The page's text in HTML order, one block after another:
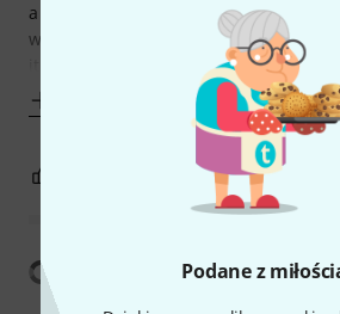
Podane z
a lot of picks and that can be fit in your
wherever. I can't tell if the leather is
it looks and feels solid. The button
ZGŁOŚ NADUŻYCIE
Pokaż tłumaczenia